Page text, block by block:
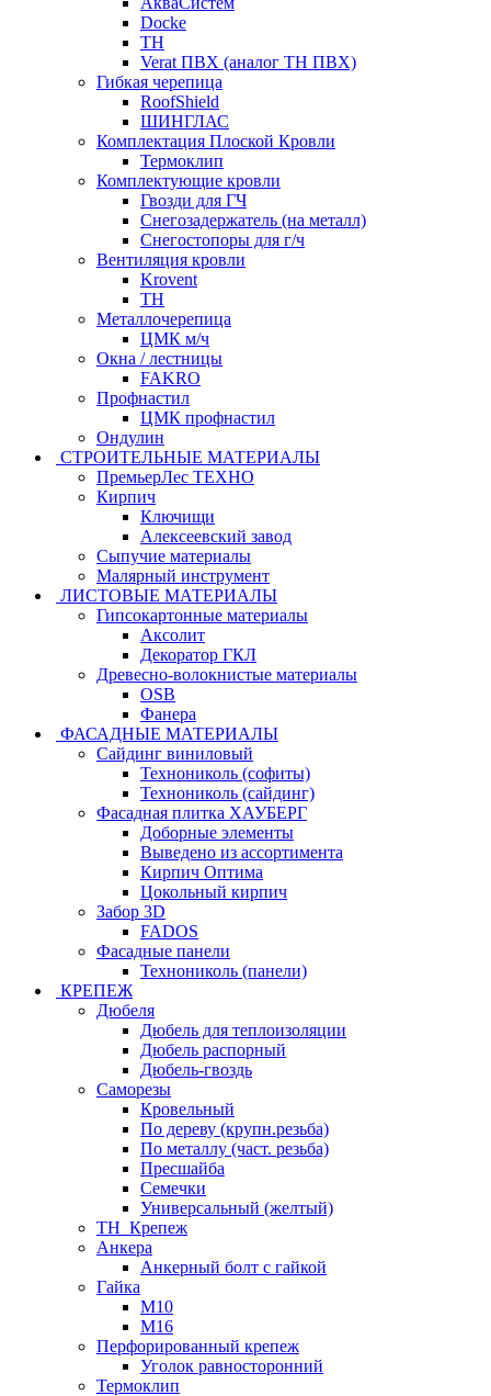
Docke
ТН
Verat ПВХ (аналог ТН ПВХ)
Гибкая черепица
RoofShield
ШИНГЛАС
Комплектация Плоской Кровли
Термоклип
Комплектующие кровли
Гвозди для ГЧ
Снегозадержатель (на металл)
Снегостопоры для г/ч
Вентиляция кровли
Krovent
ТН
Металлочерепица
ЦМК м/ч
Окна / лестницы
FAKRO
Профнастил
ЦМК профнастил
Ондулин
СТРОИТЕЛЬНЫЕ МАТЕРИАЛЫ
ПремьерЛес ТЕХНО
Кирпич
Ключищи
Алексеевский завод
Сыпучие материалы
Малярный инструмент
ЛИСТОВЫЕ МАТЕРИАЛЫ
Гипсокартонные материалы
Аксолит
Декоратор ГКЛ
Древесно-волокнистые материалы
OSB
Фанера
ФАСАДНЫЕ МАТЕРИАЛЫ
Сайдинг виниловый
Технониколь (софиты)
Технониколь (сайдинг)
Фасадная плитка ХАУБЕРГ
Доборные элементы
Выведено из ассортимента
Кирпич Оптима
Цокольный кирпич
Забор 3D
FADOS
Фасадные панели
Технониколь (панели)
КРЕПЕЖ
Дюбеля
Дюбель для теплоизоляции
Дюбель распорный
Дюбель-гвоздь
Саморезы
Кровельный
По дереву (крупн.резьба)
По металлу (част. резьба)
Пресшайба
Семечки
Универсальный (желтый)
ТН_Крепеж
Анкера
Анкерный болт с гайкой
Гайка
М10
М16
Перфорированный крепеж
Уголок равносторонний
Термоклип